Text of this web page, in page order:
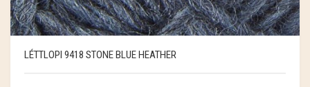
LÉTTLOPI 9418 STONE BLUE HEATHER